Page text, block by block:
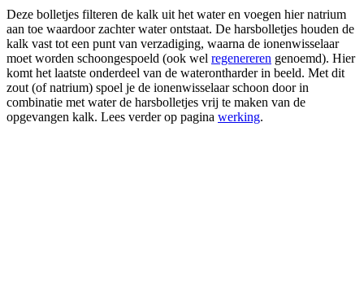
Deze bolletjes filteren de kalk uit het water en voegen hier natrium
aan toe waardoor zachter water ontstaat. De harsbolletjes houden de
kalk vast tot een punt van verzadiging, waarna de ionenwisselaar
moet worden schoongespoeld (ook wel regenereren genoemd). Hier
komt het laatste onderdeel van de waterontharder in beeld. Met dit
zout (of natrium) spoel je de ionenwisselaar schoon door in
combinatie met water de harsbolletjes vrij te maken van de
opgevangen kalk. Lees verder op pagina werking.